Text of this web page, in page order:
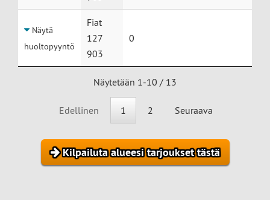
Näytä
huoltopyyntö
Fiat
127
903
0
Näytetään 1-10 / 13
Edellinen 1 2 Seuraava
Kilpailuta alueesi tarjoukset tästä